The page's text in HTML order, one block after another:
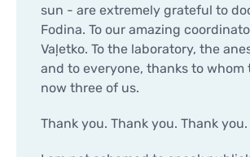
sun - are extremely grateful to
Fodina. To our amazing
Vaļetko. To the laboratory, the
and to everyone, thanks to whom
now three of us.
Thank you. Thank you. Thank you.